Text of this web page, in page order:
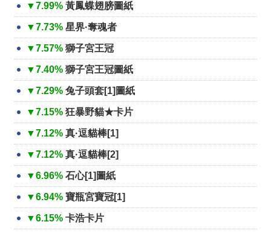
▼7.99% 黃鳳蝶翅膀圖紙
▼7.73% 星界·奪魂者
▼7.57% 獅子宮王冠
▼7.40% 獅子宮王冠圖紙
▼7.29% 兔子頭套[1]圖紙
▼7.15% 狂暴野貓★卡片
▼7.12% 真·逗貓棒[1]
▼7.12% 真·逗貓棒[2]
▼6.96% 石心[1]圖紙
▼6.94% 寶瓶宮寶冠[1]
▼6.15% 卡浩卡片